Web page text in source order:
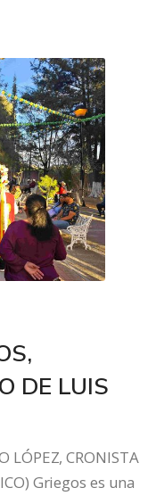
DE LUIS
LÓPEZ, CRONISTA
Griegos es una